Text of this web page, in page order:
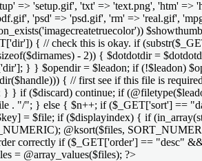
=> 'setup.gif', 'txt' => 'text.png', 'htm' =>
'psd' => 'psd.gif', 'rm' => 'real.gif',
{ // check this is okay. if
- 2)) { $dotdotdir =
} } $opendir = $leadon; if (!$leadon)
{ // first see if this file is
} } if ($discard) continue; if
. "/"; } else { $n++; if ($_GET['sort'] ==
= $file; if ($displayindex) { if
@ksort($files,
correctly if ($_GET['order'] == "desc"
= @array_values($files); ?>